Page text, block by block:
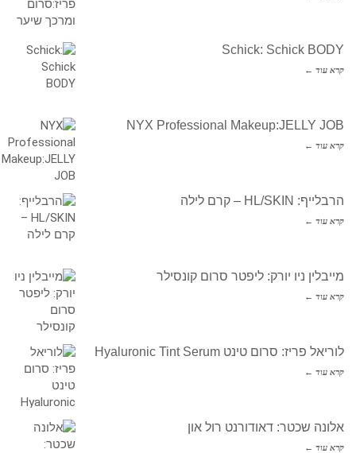
Schick: Schick BODY
קרא עוד ←
NYX Professional Makeup:JELLY JOB
קרא עוד ←
הרבלייף: HL/SKIN – קרם לילה
קרא עוד ←
מייבלין ניו יורק: ליפטר סרום קונסילר
קרא עוד ←
לוריאל פריז: סרום טינט Hyaluronic Tint Serum
קרא עוד ←
אלונה שכטר: דאודורנט רול און
קרא עוד ←